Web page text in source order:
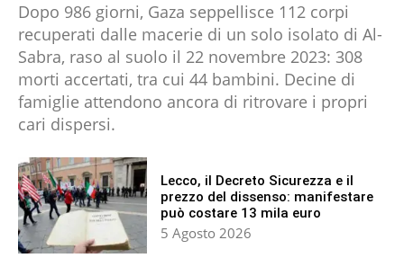
Dopo 986 giorni, Gaza seppellisce 112 corpi
recuperati dalle macerie di un solo isolato di Al-
Sabra, raso al suolo il 22 novembre 2023: 308
morti accertati, tra cui 44 bambini. Decine di
famiglie attendono ancora di ritrovare i propri
cari dispersi.
Lecco, il Decreto Sicurezza e il
prezzo del dissenso: manifestare
può costare 13 mila euro
5 Agosto 2026